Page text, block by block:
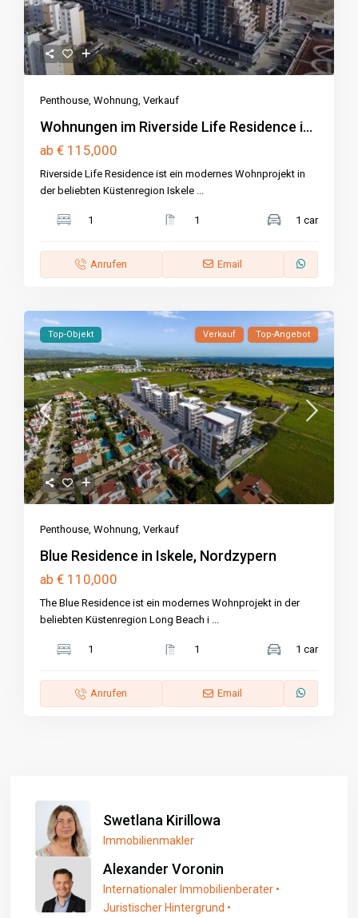
Penthouse ,Wohnung ,Verkauf
Wohnungen im Riverside Life Residence i...
ab€ 115,000
Riverside Life Residence ist ein modernes Wohnprojekt in
der beliebten Küstenregion Iskele
1 1 1 car
Anrufen Email
Top-Objekt Verkauf Top-Angebot
Penthouse,Wohnung,Verkauf
Blue Residence in Iskele, Nordzypern
ab € 110,000
The Blue Residence ist ein modernes Wohnprojekt in der
beliebten Küstenregion Long Beach i ...
1 1 1 car
Anrufen Email
Swetlana Kirillowa
Immobilienmakler
Alexander Voronin
Internationaler Immobilienberater •
Juristischer Hintergrund •